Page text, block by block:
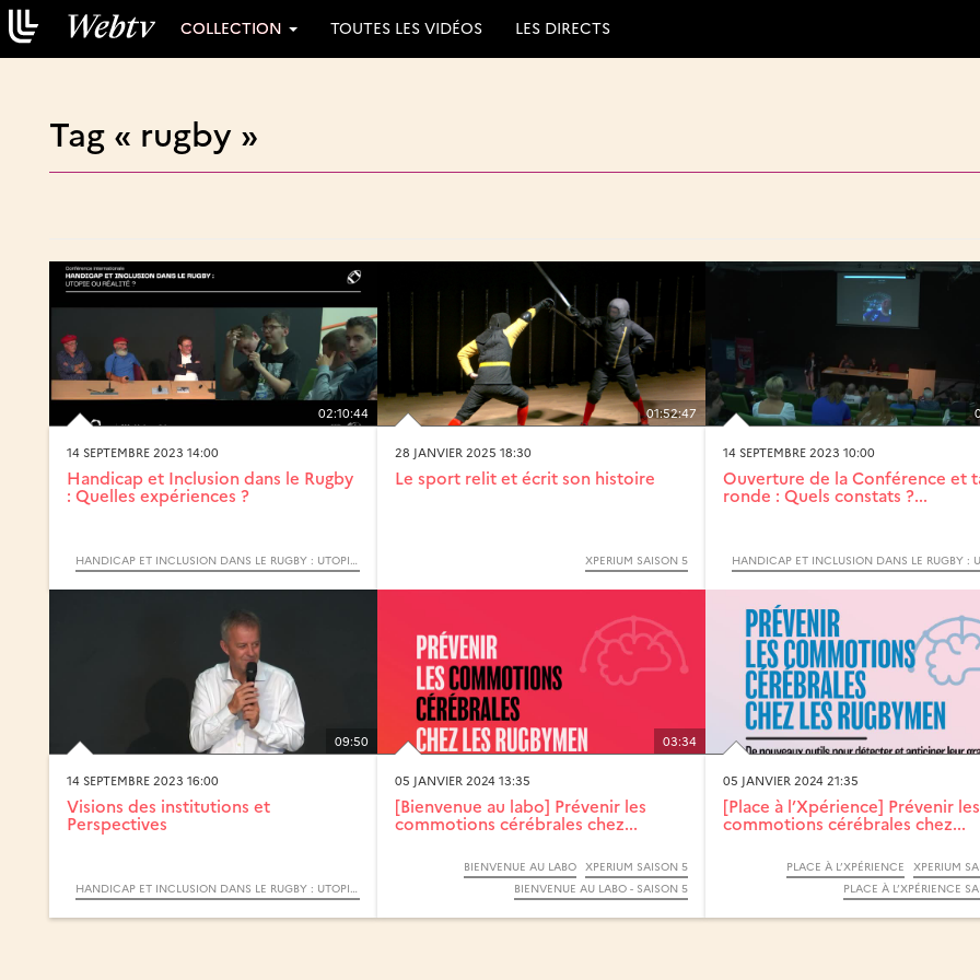
COLLECTION TOUTES LES VIDÉOS LES DIRECTS
Tag « rugby »
02:10:44
14 SEPTEMBRE 2023 14:00
Handicap et Inclusion dans le Rugby
: Quelles expériences ?
HANDICAP ET INCLUSION DANS LE RUGBY : UTOPIE OU RÉALITÉ ?
01:52:47
28 JANVIER 2025 18:30
Le sport relit et écrit son histoire
XPERIUM SAISON 5
14 SEPTEMBRE 2023 10:00
Ouverture de la Conférence et
ronde : Quels constats ?...
09:50
14 SEPTEMBRE 2023 16:00
Visions des institutions et
Perspectives
HANDICAP ET INCLUSION DANS LE RUGBY : UTOPIE OU RÉALITÉ ?
03:34
05 JANVIER 2024 13:35
[Bienvenue au labo] Prévenir les
commotions cérébrales chez...
BIENVENUE AU LABO XPERIUM SAISON 5
BIENVENUE AU LABO - SAISON 5
05 JANVIER 2024 21:35
[Place à l’Xpérience] Prévenir les
commotions cérébrales chez...
PLACE À L’XPÉRIENCE
XPERIUM
PLACE À L’XPÉRIENCE